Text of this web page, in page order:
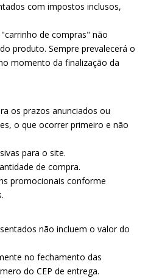
com impostos inclusos,
de compras" não
produto. Sempre prevalecerá o
momento da finalização da
os prazos anunciados ou
o que ocorrer primeiro e não
para o site.
de compra.
promocionais conforme
não incluem o valor do
no fechamento das
do CEP de entrega.